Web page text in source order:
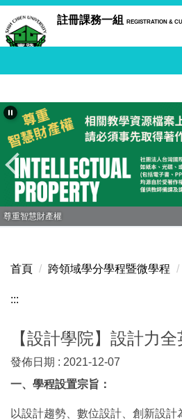
跳
到
主
容
區
註冊課務一組 REGISTRATION &
尊重智慧財產權
首頁 跨領域學分學程暨微學程
:::
【設計學院】設計力
發佈日期 : 2021-12-07
一、 學程設置宗旨：
以設計趨勢、數位設計、創新設